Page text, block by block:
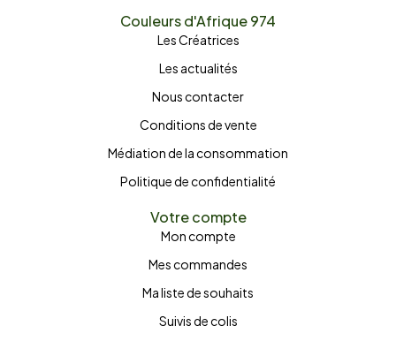
Couleurs d'Afrique 974
Les Créatrices
Les actualités
Nous contacter
Conditions de vente
Médiation de la consommation
Politique de confidentialité
Votre compte
Mon compte
Mes commandes
Ma liste de souhaits
Suivis de colis